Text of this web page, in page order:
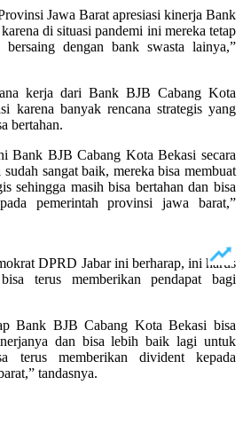
Jawa Barat apresiasi kinerja Bank
di situasi pandemi ini mereka tetap
dengan bank swasta lainya,”
kerja dari Bank BJB Cabang Kota
karena banyak rencana strategis yang
bertahan.
Bank BJB Cabang Kota Bekasi secara
sangat baik, mereka bisa membuat
sehingga masih bisa bertahan dan bisa
pemerintah provinsi jawa barat,”
DPRD Jabar ini berharap, ini harus
terus memberikan pendapat bagi
Bank BJB Cabang Kota Bekasi bisa
dan bisa lebih baik lagi untuk
terus memberikan divident kepada
tandasnya.